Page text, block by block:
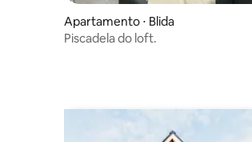
Apartamento ⋅ Blida
Piscadela do loft.